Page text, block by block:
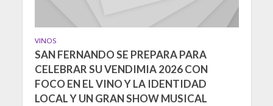
VINOS
SAN FERNANDO SE PREPARA PARA
CELEBRAR SU VENDIMIA 2026 CON
FOCO EN EL VINO Y LA IDENTIDAD
LOCAL Y UN GRAN SHOW MUSICAL